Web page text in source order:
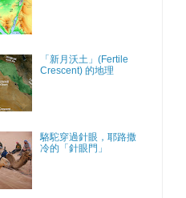
「新月沃土」(Fertile
Crescent) 的地理
駱駝穿過針眼，耶路撒
冷的「針眼門」